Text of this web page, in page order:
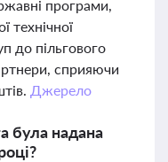
програми,
технічної
до пільгового
сприяючи
Джерело
була надана